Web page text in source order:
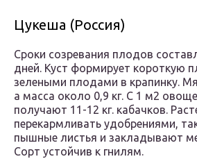
Цукеша (Россия)
Сроки созревания плодов
дней. Куст формирует короткую
зелеными плодами в крапинку.
а масса около 0,9 кг. С 1 м2
получают 11-12 кг. кабачков.
перекармливать удобрениями,
пышные листья и закладывают
Сорт устойчив к гнилям.